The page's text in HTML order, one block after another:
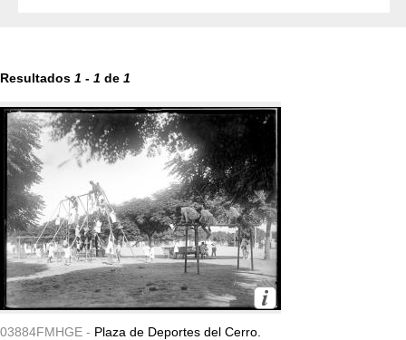
Resultados 1 - 1 de 1
03884FMHGE - Plaza de Deportes del Cerro.